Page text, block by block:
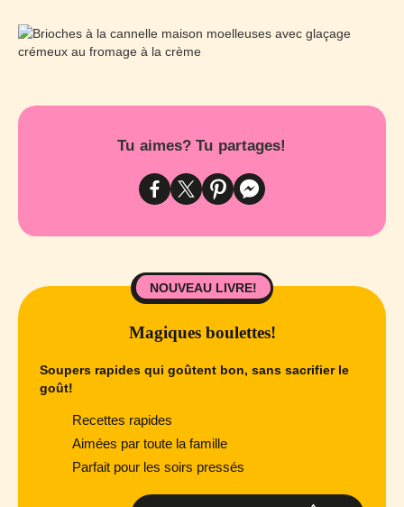
Tu aimes? Tu partages!
NOUVEAU LIVRE!
Magiques boulettes!
Soupers rapides qui goûtent bon, sans sacrifier le
goût!
Recettes rapides
Aimées par toute la famille
Parfait pour les soirs pressés